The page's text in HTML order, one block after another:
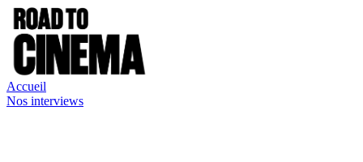
Accueil
Nos interviews